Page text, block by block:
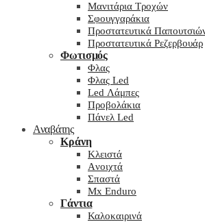
Μανιτάρια Τροχών
Σφουγγαράκια
Προστατευτικά
Προστατευτικά Ρεζερβουάρ
Φωτισμός
Φλας
Φλας Led
Led Λάμπες
Προβολάκια
Πάνελ Led
Αναβάτης
Κράνη
Kλειστά
Aνοιχτά
Σπαστά
Mx Enduro
Γάντια
Καλοκαιρινά